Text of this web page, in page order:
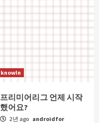
knowIn
프리미어리그 언제 시작
했어요?
2년 ago androidfor